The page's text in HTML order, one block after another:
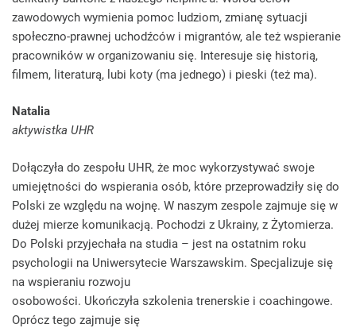
zawodowych wymienia pomoc ludziom, zmianę sytuacji
społeczno-prawnej uchodźców i migrantów, ale też wspieranie
pracowników w organizowaniu się. Interesuje się historią,
filmem, literaturą, lubi koty (ma jednego) i pieski (też ma).
Natalia
aktywistka UHR
Dołączyła do zespołu UHR, że moc wykorzystywać swoje
umiejętności do wspierania osób, które przeprowadziły się do
Polski ze względu na wojnę. W naszym zespole zajmuje się w
dużej mierze komunikacją. Pochodzi z Ukrainy, z Żytomierza.
Do Polski przyjechała na studia – jest na ostatnim roku
psychologii na Uniwersytecie Warszawskim. Specjalizuje się
na wspieraniu rozwoju
osobowości. Ukończyła szkolenia trenerskie i coachingowe.
Oprócz tego zajmuje się